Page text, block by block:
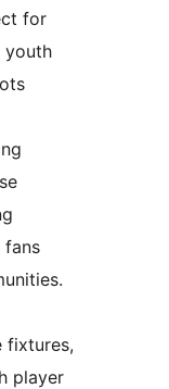
for
youth
fans
fixtures,
player